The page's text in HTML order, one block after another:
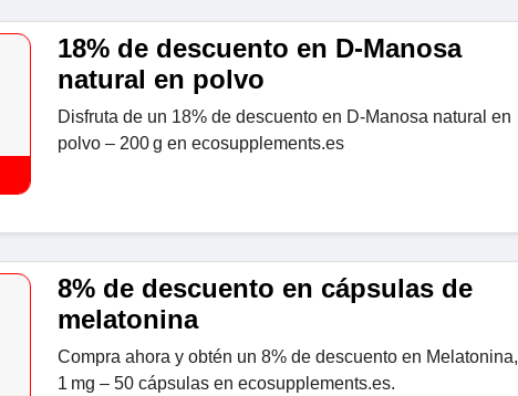
18% de descuento en D-Manosa
natural en polvo
Disfruta de un 18% de descuento en D-Manosa natural en
polvo – 200 g en ecosupplements.es
8% de descuento en cápsulas de
melatonina
Compra ahora y obtén un 8% de descuento en Melatonina,
1 mg – 50 cápsulas en ecosupplements.es.